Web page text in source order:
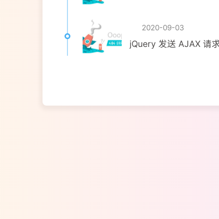
2020-09-03
jQuery 发送 AJAX 请